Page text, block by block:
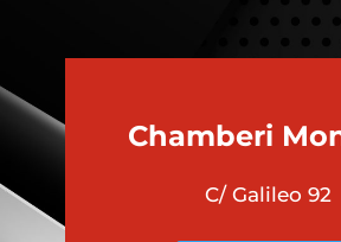
Chamberi
C/ Galileo 92